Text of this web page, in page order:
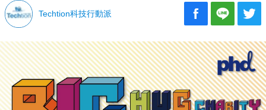
Techtion科技行動派